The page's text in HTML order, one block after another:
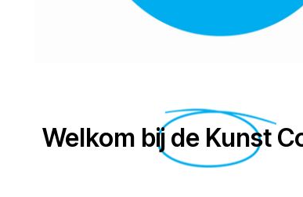
Welkom bij de Kunst